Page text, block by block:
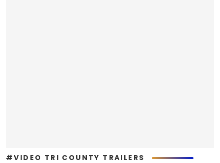
#VIDEO TRI COUNTY TRAILERS